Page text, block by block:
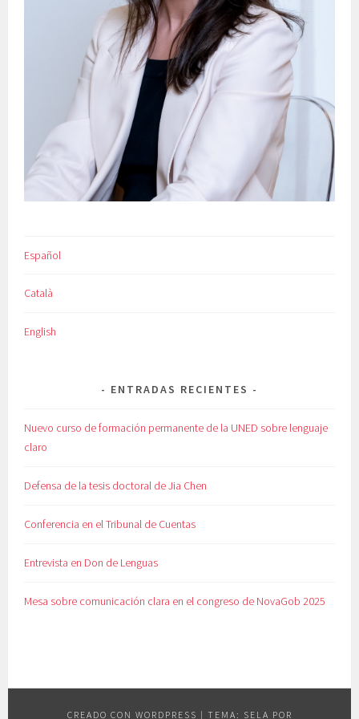
Español
Català
English
ENTRADAS RECIENTES
Nuevo curso de formación permanente de la UNED sobre lenguaje
claro
Defensa de la tesis doctoral de Jia Chen
Conferencia en el Tribunal de Cuentas
Entrevista en Don de Lenguas
Mesa sobre comunicación clara en el congreso de NovaGob 2025
CREADO CON WORDPRESS | TEMA: SELA POR